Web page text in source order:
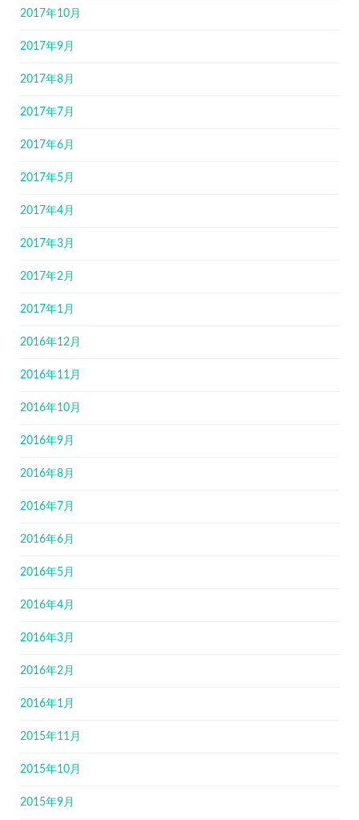
2017年10月
2017年9月
2017年8月
2017年7月
2017年6月
2017年5月
2017年4月
2017年3月
2017年2月
2017年1月
2016年12月
2016年11月
2016年10月
2016年9月
2016年8月
2016年7月
2016年6月
2016年5月
2016年4月
2016年3月
2016年2月
2016年1月
2015年11月
2015年10月
2015年9月